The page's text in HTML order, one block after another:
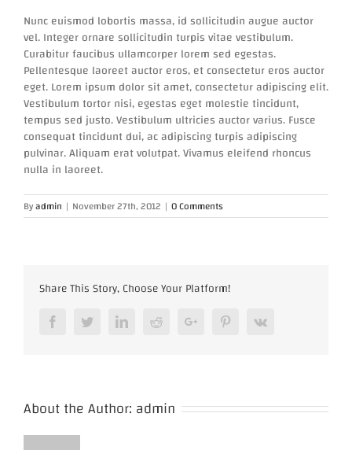
Nunc euismod lobortis massa, id sollicitudin augue auctor
vel. Integer ornare sollicitudin turpis vitae vestibulum.
Curabitur faucibus ullamcorper lorem sed egestas.
Pellentesque laoreet auctor eros, et consectetur eros auctor
eget. Lorem ipsum dolor sit amet, consectetur adipiscing elit.
Vestibulum tortor nisi, egestas eget molestie tincidunt,
tempus sed justo. Vestibulum ultricies auctor varius. Fusce
consequat tincidunt dui, ac adipiscing turpis adipiscing
pulvinar. Aliquam erat volutpat. Vivamus eleifend rhoncus
nulla in laoreet.
Byadmin | November 27th, 2012 | 0 Comments
Share This Story, Choose Your Platform!
FacebookTwitterLinkedInRedditGoogle+ PinterestVk
About the Author: admin